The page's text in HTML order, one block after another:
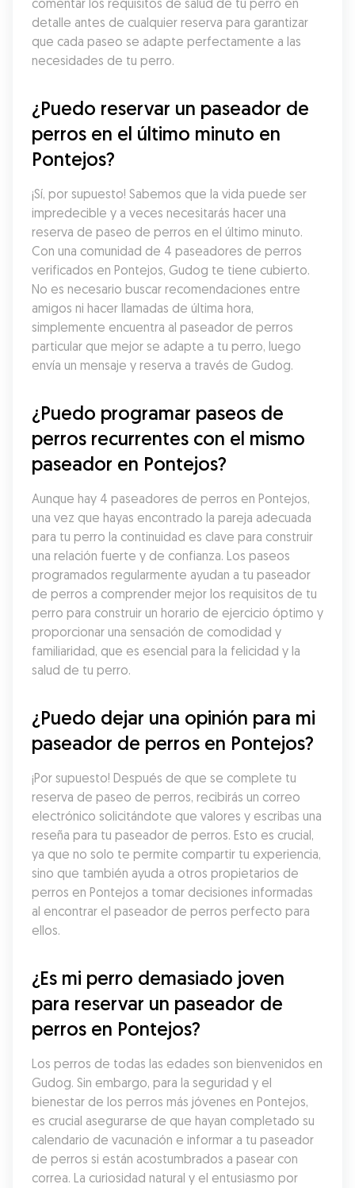
comentar los requisitos de salud de tu perro en
detalle antes de cualquier reserva para garantizar
que cada paseo se adapte perfectamente a las
necesidades de tu perro.
¿Puedo reservar un paseador de
perros en el último minuto en
Pontejos?
¡Sí, por supuesto! Sabemos que la vida puede ser
impredecible y a veces necesitarás hacer una
reserva de paseo de perros en el último minuto.
Con una comunidad de 4 paseadores de perros
verificados en Pontejos, Gudog te tiene cubierto.
No es necesario buscar recomendaciones entre
amigos ni hacer llamadas de última hora,
simplemente encuentra al paseador de perros
particular que mejor se adapte a tu perro, luego
envía un mensaje y reserva a través de Gudog.
¿Puedo programar paseos de
perros recurrentes con el mismo
paseador en Pontejos?
Aunque hay 4 paseadores de perros en Pontejos,
una vez que hayas encontrado la pareja adecuada
para tu perro la continuidad es clave para construir
una relación fuerte y de confianza. Los paseos
programados regularmente ayudan a tu paseador
de perros a comprender mejor los requisitos de tu
perro para construir un horario de ejercicio óptimo y
proporcionar una sensación de comodidad y
familiaridad, que es esencial para la felicidad y la
salud de tu perro.
¿Puedo dejar una opinión para mi
paseador de perros en Pontejos?
¡Por supuesto! Después de que se complete tu
reserva de paseo de perros, recibirás un correo
electrónico solicitándote que valores y escribas una
reseña para tu paseador de perros. Esto es crucial,
ya que no solo te permite compartir tu experiencia,
sino que también ayuda a otros propietarios de
perros en Pontejos a tomar decisiones informadas
al encontrar el paseador de perros perfecto para
ellos.
¿Es mi perro demasiado joven
para reservar un paseador de
perros en Pontejos?
Los perros de todas las edades son bienvenidos en
Gudog. Sin embargo, para la seguridad y el
bienestar de los perros más jóvenes en Pontejos,
es crucial asegurarse de que hayan completado su
calendario de vacunación e informar a tu paseador
de perros si están acostumbrados a pasear con
correa. La curiosidad natural y el entusiasmo por